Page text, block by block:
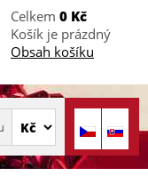
Celkem 0 Kč
Košík je prázdný
Obsah košíku